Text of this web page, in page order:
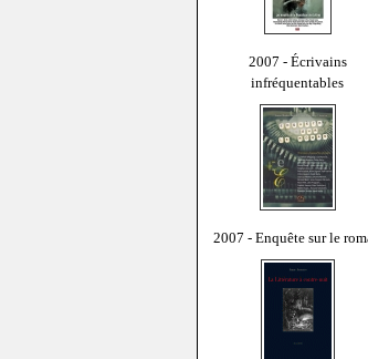
2007 - Écrivains
infréquentables
2007 - Enquête sur le